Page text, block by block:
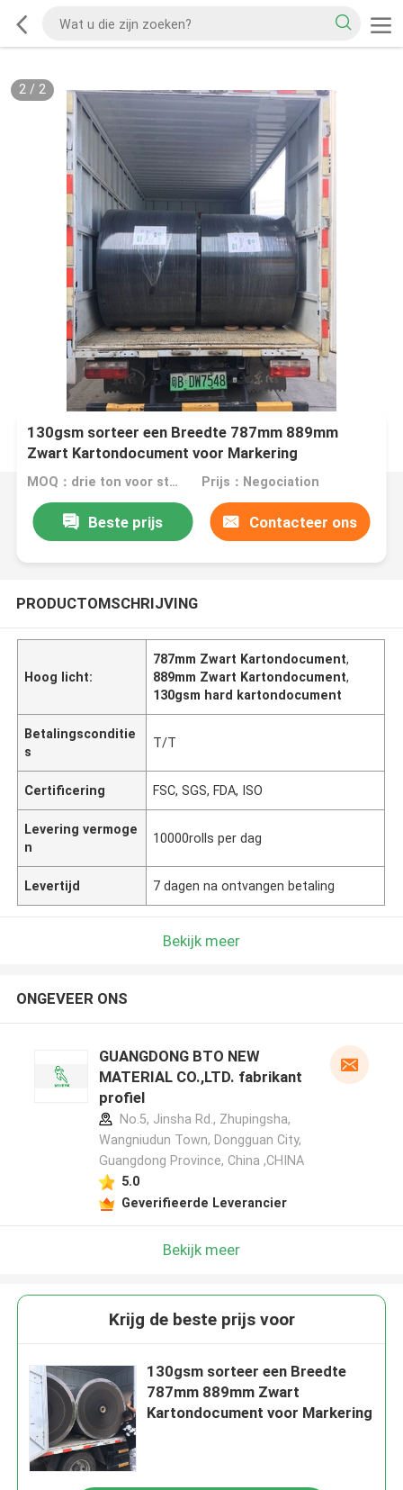
2/ 2
130gsm sorteer een Breedte 787mm 889mm
Zwart Kartondocument voor Markering
MOQ：drie ton voor standaardgrootte, vijf ton voor douane s Prijs：Negociation
Beste prijs Contacteer ons
PRODUCTOMSCHRIJVING
Hoog licht:
787mm Zwart Kartondocument,
889mm Zwart Kartondocument,
130gsm hard kartondocument
Betalingsconditie
s
T/T
Certificering FSC, SGS, FDA, ISO
Levering vermoge
n
10000rolls per dag
Levertijd 7 dagen na ontvangen betaling
Bekijk meer
ONGEVEER ONS
GUANGDONG BTO NEW
MATERIAL CO.,LTD. fabrikant
profiel
No.5, Jinsha Rd., Zhupingsha,
Wangniudun Town, Dongguan City,
Guangdong Province, China ,CHINA
5.0
Geverifieerde Leverancier
Bekijk meer
Krijg de beste prijs voor
130gsm sorteer een Breedte
787mm 889mm Zwart
Kartondocument voor Markering